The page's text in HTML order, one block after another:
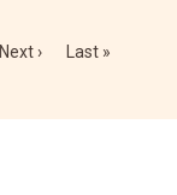
Next › Last »